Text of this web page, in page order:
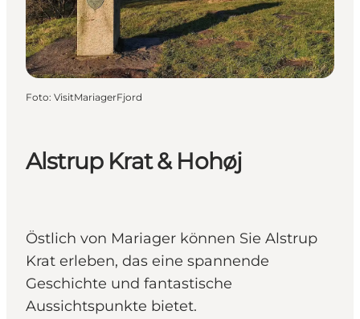
Praktische Informationen
Alstrup Krat & Hohøj
Östlich von Mariager können Sie Alstrup
Krat erleben, das eine spannende
Geschichte und fantastische
Aussichtspunkte bietet.
Foto: VisitMariagerFjord